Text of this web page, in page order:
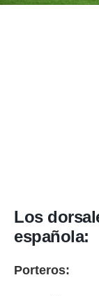
Los
española:
Porteros: